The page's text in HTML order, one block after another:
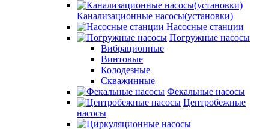
Канализационные насосы(установки)
Насосные станции
Погружные насосы
Вибрационные
Винтовые
Колодезные
Скважинные
Фекальные насосы
Центробежные
насосы